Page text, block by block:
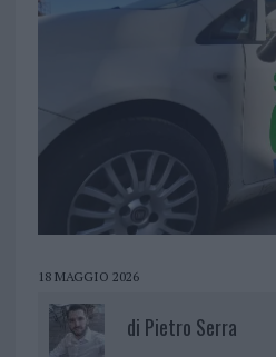
18 MAGGIO 2026
di Pietro Serra